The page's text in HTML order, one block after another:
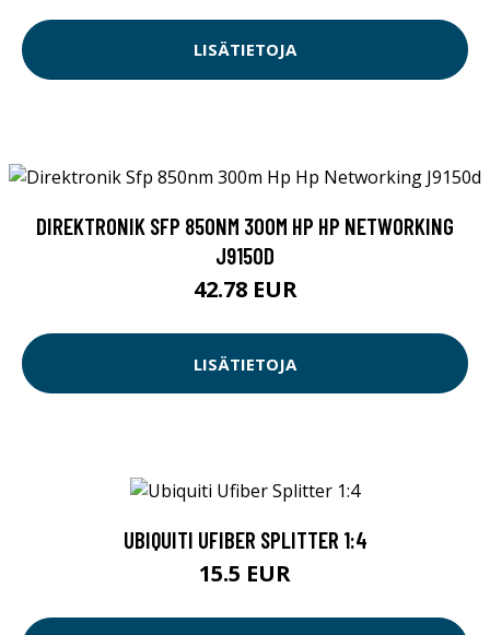
LISÄTIETOJA
DIREKTRONIK SFP 850NM 300M HP HP NETWORKING
J9150D
42.78 EUR
LISÄTIETOJA
UBIQUITI UFIBER SPLITTER 1:4
15.5 EUR